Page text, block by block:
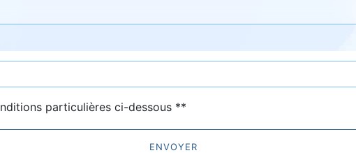
particulières ci-dessous **
ENVOYER